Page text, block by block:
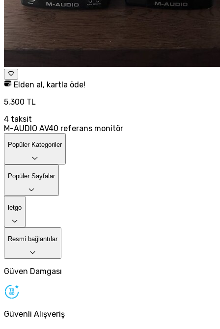
Elden al, kartla öde!
5.300 TL
4 taksit
M-AUDIO AV40 referans monitör
Popüler Kategoriler
Popüler Sayfalar
letgo
Resmi bağlantılar
Güven Damgası
Güvenli Alışveriş